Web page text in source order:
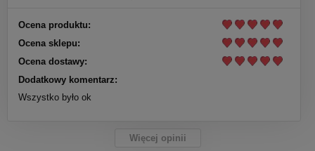
Ocena produktu:
Ocena sklepu:
Ocena dostawy:
Dodatkowy komentarz:
Wszystko było ok
Więcej opinii